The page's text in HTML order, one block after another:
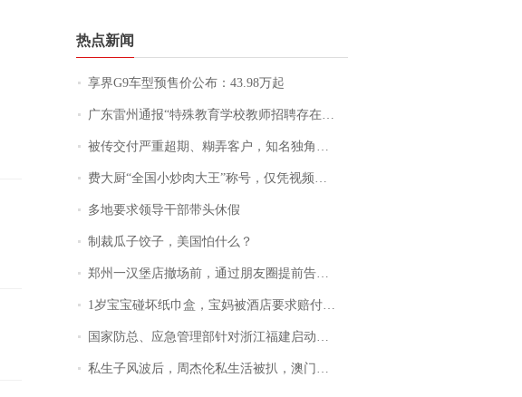
热点新闻
享界G9车型预售价公布：43.98万起
广东雷州通报“特殊教育学校教师招聘存在违规行为”：已启动问责程序 副校长被停职
被传交付严重超期、糊弄客户，知名独角兽车企创始人回应：都没证据，将依法采取措施，“本人长期与美国交管局保持沟通，对方表示肯定”
费大厨“全国小炒肉大王”称号，仅凭视频评出？中国烹饪协会回应
多地要求领导干部带头休假
制裁瓜子饺子，美国怕什么？
郑州一汉堡店撤场前，通过朋友圈提前告知逐一退费，有顾客仅剩1元也全被退回，分文不少；顾客：言而有信，让人感动
1岁宝宝碰坏纸巾盒，宝妈被酒店要求赔付924元！三亚一酒店回复：骨瓷定制！网友一查价格，吵翻了
国家防总、应急管理部针对浙江福建启动防汛防台风四级应急响应
私生子风波后，周杰伦私生活被扒，澳门输10亿传闻早已经水落石出